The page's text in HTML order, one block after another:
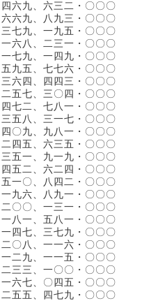
六三二・〇〇〇
九、八九三・〇〇〇
一九五・〇〇〇
二三一・〇〇〇
一四九・〇〇〇
七七六・〇〇〇
四四三・〇〇〇
三〇四・〇〇〇
七八一・〇〇〇
三一七・〇〇〇
九八一・〇〇〇
、六三五・〇〇〇
、九一九・〇〇〇
六二四・〇〇〇
〇、八四二・〇〇〇
八九一・〇〇〇
一三一・〇〇〇
五八一・〇〇〇
三七九・〇〇〇
一一六・〇〇〇
一一五・〇〇〇
一〇〇・〇〇〇
〇四五・〇〇〇
四七九・〇〇〇